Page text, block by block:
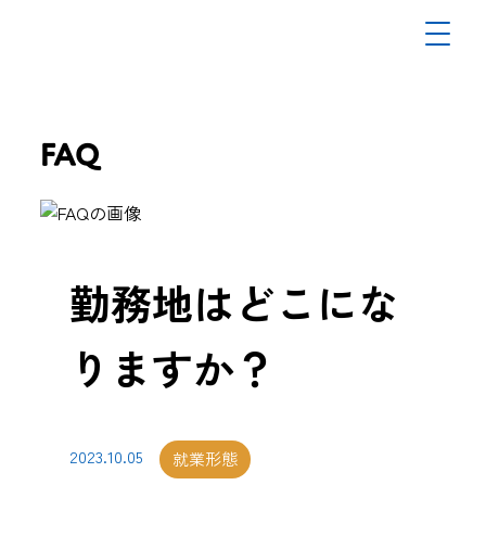
FAQ
勤務地はどこにな
りますか？
2023.10.05 就業形態